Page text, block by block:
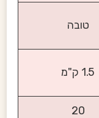
טובה
1.5 ק"מ
20